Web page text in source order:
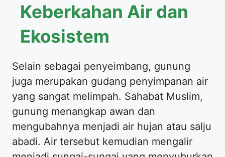
Keberkahan Air dan
Ekosistem
Selain sebagai penyeimbang, gunung
juga merupakan gudang penyimpanan air
yang sangat melimpah. Sahabat Muslim,
gunung menangkap awan dan
mengubahnya menjadi air hujan atau salju
abadi. Air tersebut kemudian mengalir